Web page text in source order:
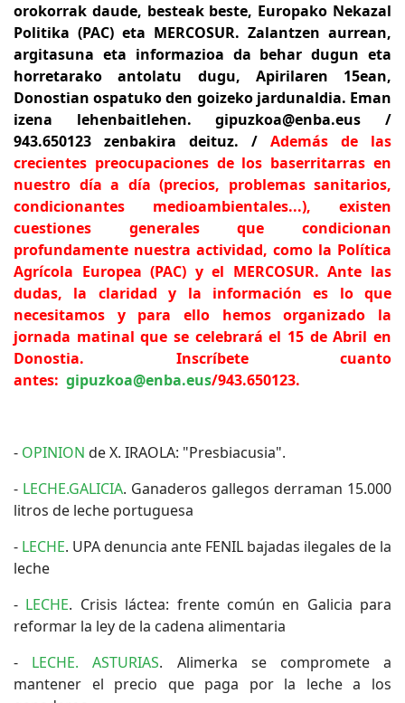
orokorrak daude, besteak beste, Europako Nekazal
Politika (PAC) eta MERCOSUR. Zalantzen aurrean,
argitasuna eta informazioa da behar dugun eta
horretarako antolatu dugu, Apirilaren 15ean,
Donostian ospatuko den goizeko jardunaldia. Eman
izena lehenbaitlehen.gipuzkoa@enba.eus /
943.650123 zenbakira deituz. / Además de las
crecientes preocupaciones de los baserritarras en
nuestro día a día (precios, problemas sanitarios,
condicionantes medioambientales...), existen
cuestiones generales que condicionan
profundamente nuestra actividad, como la Política
Agrícola Europea (PAC) y el MERCOSUR. Ante las
dudas, la claridad y la información es lo que
necesitamos y para ello hemos organizado la
jornada matinal que se celebrará el 15 de Abril en
Donostia. Inscríbete cuanto
antes: gipuzkoa@enba.eus/943.650123.
- OPINION de X. IRAOLA: "Presbiacusia".
- LECHE.GALICIA. Ganaderos gallegos derraman 15.000
litros de leche portuguesa
- LECHE. UPA denuncia ante FENIL bajadas ilegales de la
leche
- LECHE. Crisis láctea: frente común en Galicia para
reformar la ley de la cadena alimentaria
- LECHE. ASTURIAS. Alimerka se compromete a
mantener el precio que paga por la leche a los